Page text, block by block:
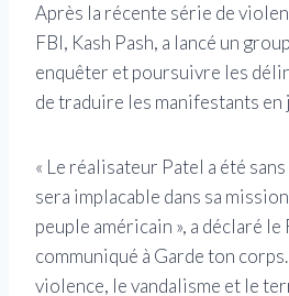
Après la récente série de
FBI, Kash Pash, a lancé un
enquêter et poursuivre les
de traduire les manifestants en
« Le réalisateur Patel a été
sera implacable dans sa
peuple américain », a déclaré le
communiqué à Garde ton corps.
violence, le vandalisme et le